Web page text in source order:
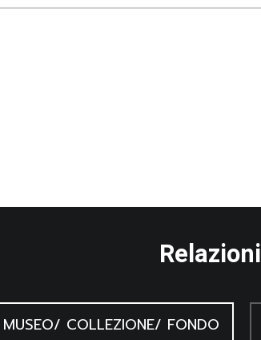
Relazioni
MUSEO/ COLLEZIONE/ FONDO